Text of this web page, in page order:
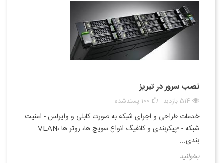
نصب سرور در تبریز
514 بازدید 100 پسندشده
خدمات طراحی و اجرای شبکه به صورت کابلی و وایرلس - امنیت
شبکه - •پیکربندی و کانفیگ انواع سویچ ها، روتر ها ،VLAN
بندی...
بخوانید